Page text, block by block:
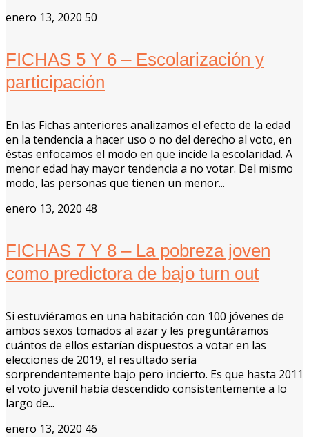
enero 13, 2020 50
FICHAS 5 Y 6 – Escolarización y
participación
En las Fichas anteriores analizamos el efecto de la edad
en la tendencia a hacer uso o no del derecho al voto, en
éstas enfocamos el modo en que incide la escolaridad. A
menor edad hay mayor tendencia a no votar. Del mismo
modo, las personas que tienen un menor...
enero 13, 2020 48
FICHAS 7 Y 8 – La pobreza joven
como predictora de bajo turn out
Si estuviéramos en una habitación con 100 jóvenes de
ambos sexos tomados al azar y les preguntáramos
cuántos de ellos estarían dispuestos a votar en las
elecciones de 2019, el resultado sería
sorprendentemente bajo pero incierto. Es que hasta 2011
el voto juvenil había descendido consistentemente a lo
largo de...
enero 13, 2020 46